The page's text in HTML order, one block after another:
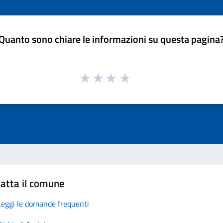
sono chiare le informazioni su questa
il comune
le domande frequenti